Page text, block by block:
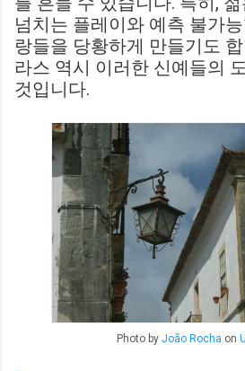
넘치는 플레이와 예측 불가
랑들을 당황하게 만들기도
라스 역시 이러한 신예들의
것입니다.
Photo by João Rocha on